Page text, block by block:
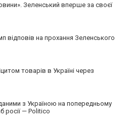
Зеленський вперше за своєї
відповів на прохання Зеленського
товарів в Україні через
з Україною на попередньому
росії — Politico